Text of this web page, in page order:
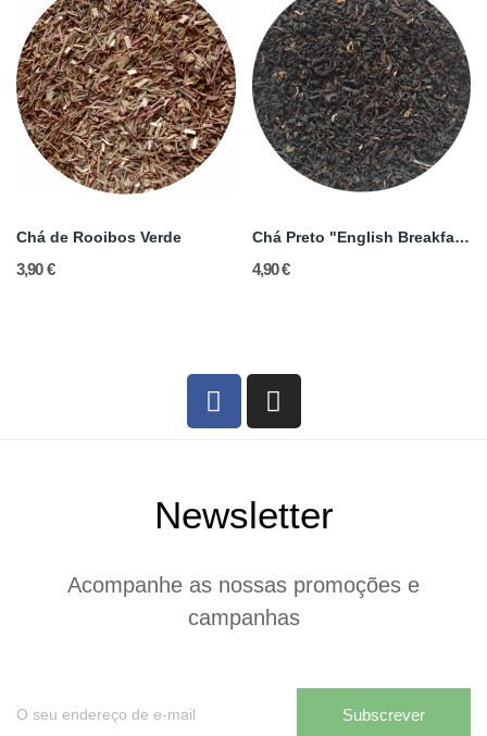
Chá de Rooibos Verde
3,90 €
Chá Preto "English Breakfast"
4,90 €
Newsletter
Acompanhe as nossas promoções e
campanhas
Subscrever